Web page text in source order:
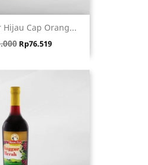
Cap Orang...
biasaHarga
Rp76.519